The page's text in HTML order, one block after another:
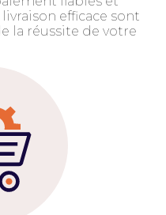
efficace sont
la réussite de votre